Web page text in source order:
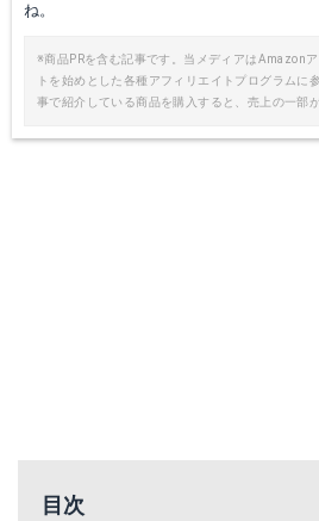
ね。
※商品PRを含む記事です。当メディアはAmazon
トを始めとした各種アフィリエイトプログラムに
事で紹介している商品を購入すると、売上の一部
目次